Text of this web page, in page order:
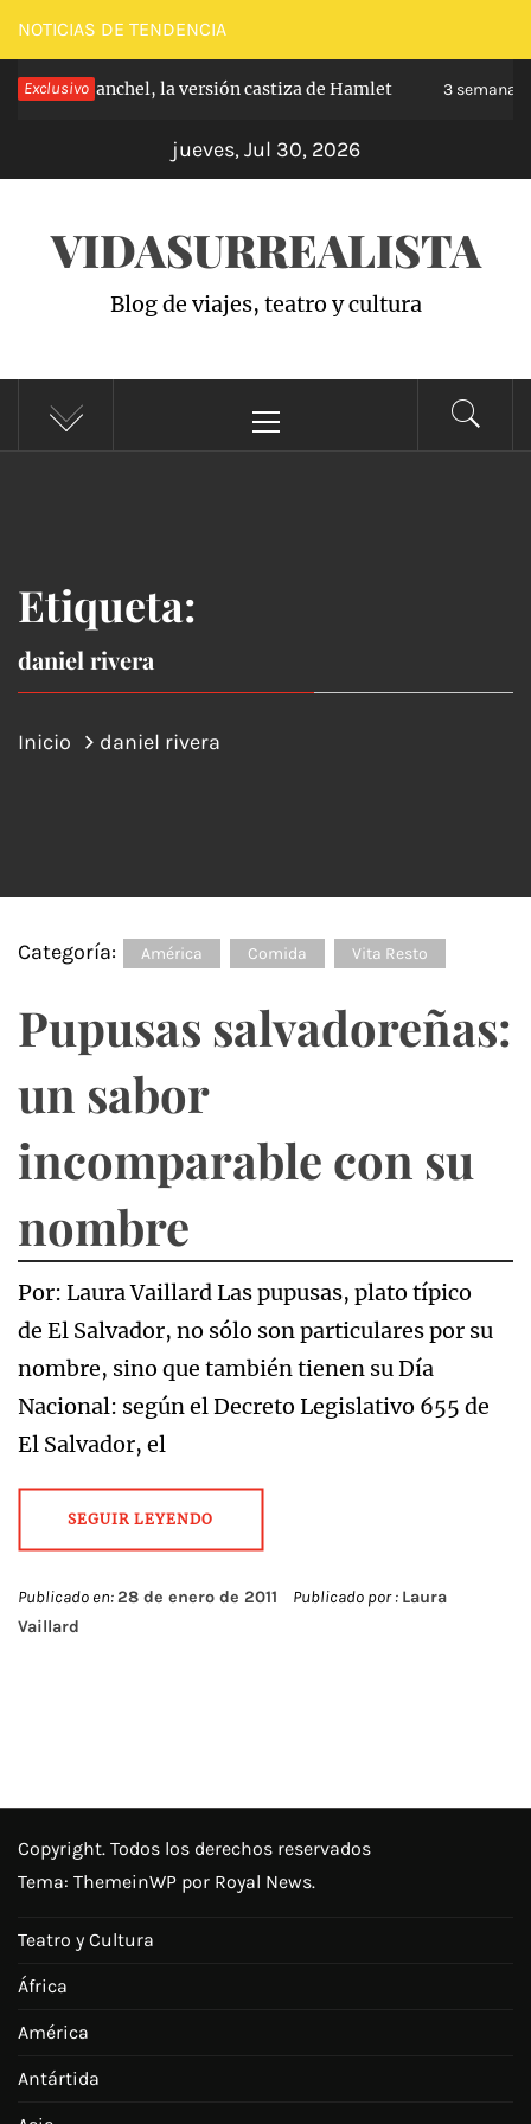
Saltar
al
contenido
NOTICIAS DE TENDENCIA
Exclusivo
de Carabanchel, la versión castiza de Hamlet 3 semanas
jueves, Jul 30, 2026
VIDASURREALISTA
Blog de viajes, teatro y cultura
principal
Etiqueta:
daniel rivera
Inicio daniel rivera
Categoría: América Comida Vita Resto
Pupusas salvadoreñas:
un sabor
incomparable con su
nombre
Por: Laura Vaillard Las pupusas, plato típico
de El Salvador, no sólo son particulares por su
nombre, sino que también tienen su Día
Nacional: según el Decreto Legislativo 655 de
El Salvador, el
SEGUIR LEYENDO
Publicado en:28 de enero de 2011 Publicado por : Laura
Vaillard
Copyright. Todos los derechos reservados
Tema: ThemeinWP por Royal News.
Teatro y Cultura
África
América
Antártida